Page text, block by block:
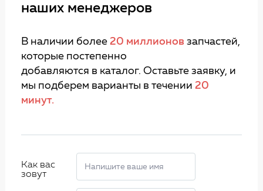
наших менеджеров
В наличии более 20 миллионов запчастей,
которые постепенно
добавляются в каталог. Оставьте заявку, и
мы подберем варианты в течении 20
минут.
Как вас
зовут